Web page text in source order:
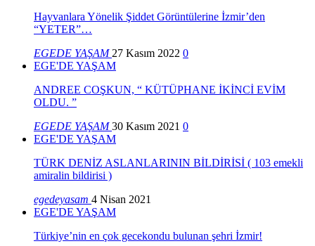
Hayvanlara Yönelik Şiddet Görüntülerine İzmir’den
“YETER”…
EGEDE YAŞAM 27 Kasım 2022 0
EGE'DE YAŞAM
ANDREE COŞKUN, “ KÜTÜPHANE İKİNCİ EVİM
OLDU. ”
EGEDE YAŞAM30 Kasım 2021 0
EGE'DE YAŞAM
TÜRK DENİZ ASLANLARININ BİLDİRİSİ ( 103 emekli
amiralin bildirisi )
egedeyasam 4 Nisan 2021
EGE'DE YAŞAM
Türkiye’nin en çok gecekondu bulunan şehri İzmir!